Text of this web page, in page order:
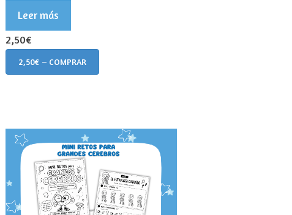
Leer más
2,50€
2,50€ – COMPRAR